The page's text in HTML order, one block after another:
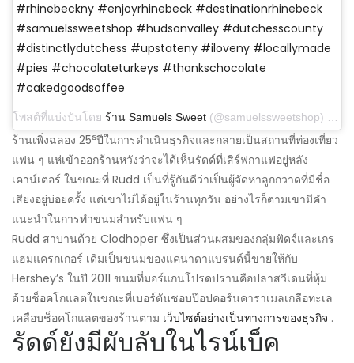
#rhinebeckny #enjoyrhinebeck #destinationrhinebeck
#samuelssweetshop #hudsonvalley #dutchesscounty
#distinctlydutchess #upstateny #iloveny #locallymade
#pies #chocolateturkeys #thankschocolate
#cakedgoodsoffee
โพสต์ที่แบ่งปันโดย ร้าน Samuels Sweet (@samuelssweetshop) เมื่อ 26 พ.ย. 2019 เวลา 11:33 น. PST
ร้านเพิ่งฉลอง 25ธปีในการดำเนินธุรกิจและกลายเป็นสถานที่ท่องเที่ยว
แฟน ๆ แห่เข้าออกร้านหวังว่าจะได้เห็นรัดด์ที่เสิร์ฟกาแฟอยู่หลัง
เคาน์เตอร์ ในขณะที่ Rudd เป็นที่รู้กันดีว่าเป็นผู้จัดหาลูกกวาดที่มีชื่อ
เสียงอยู่บ่อยครั้ง แต่เขาไม่ได้อยู่ในร้านทุกวัน อย่างไรก็ตามเขามีคำ
แนะนำในการทำขนมสำหรับแฟน ๆ
Rudd สาบานด้วย Clodhoper ซึ่งเป็นส่วนผสมของกลุ่มฟัดจ์และเกร
แฮมแครกเกอร์ เดิมเป็นขนมของแคนาดาแบรนด์นี้ขายให้กับ
Hershey’s ในปี 2011 ขนมที่มอร์แกนโปรดปรานคือปลาสวีเดนที่หุ้ม
ด้วยช็อคโกแลตในขณะที่เบอร์ตันชอบป๊อปคอร์นคาราเมลเกลือทะเล
เคลือบช็อคโกแลตของร้านตาม เว็บไซต์อย่างเป็นทางการของธุรกิจ .
รัดด์ยังมีผับลับในไรน์เบ็ค